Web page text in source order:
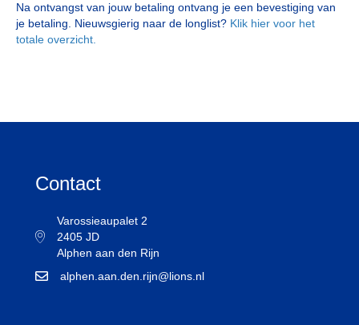
Na ontvangst van jouw betaling ontvang je een bevestiging van
je betaling. Nieuwsgierig naar de longlist? Klik hier voor het
totale overzicht.
Contact
Varossieaupalet 2
2405 JD
Alphen aan den Rijn
alphen.aan.den.rijn@lions.nl